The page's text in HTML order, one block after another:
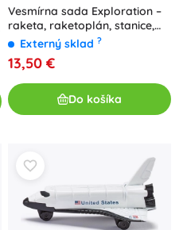
Vesmírna sada Exploration –
raketa, raketoplán, stanice,
satelity a astronauti so
Externý sklad ?
13,50 €
Do košíka